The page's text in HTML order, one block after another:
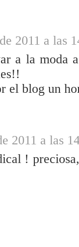
2011 a las
a la moda
el blog un
2011 a las
!